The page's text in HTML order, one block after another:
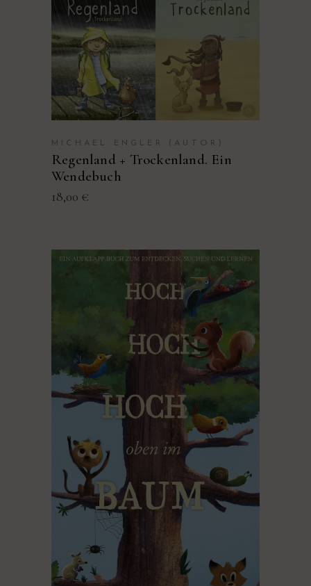
PRODUKT KAUFEN
MICHAEL ENGLER (AUTOR)
Regenland + Trockenland. Ein
Wendebuch
18,00 €
PRODUKT KAUFEN